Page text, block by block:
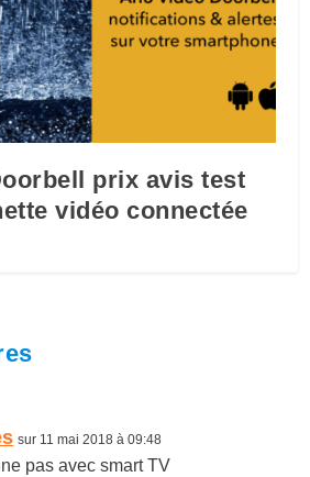
prix avis test
vidéo connectée
sur 11 mai 2018 à 09:48
pas avec smart TV